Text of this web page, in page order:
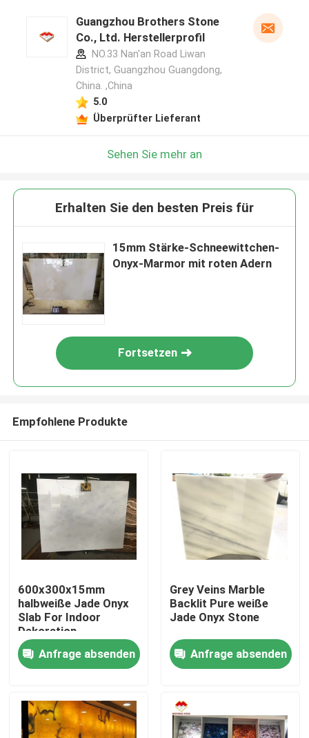
Über uns
Guangzhou Brothers Stone
Co., Ltd. Herstellerprofil
NO.33 Nan'an Road Liwan
District, Guangzhou Guangdong,
China. ,China
5.0
Überprüfter Lieferant
Sehen Sie mehr an
Erhalten Sie den besten Preis für
15mm Stärke-Schneewittchen-
Onyx-Marmor mit roten Adern
Fortsetzen
Empfohlene Produkte
600x300x15mm
halbweiße Jade Onyx
Slab For Indoor
Dekoration
Anfrage absenden
Grey Veins Marble
Backlit Pure weiße
Jade Onyx Stone
Anfrage absenden